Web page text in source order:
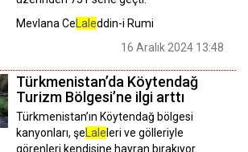
Mevlana Ce Laleddin-i Rumi
16 Aralık 2024 13:48
Türkmenistan’da Köytendağ
Turizm Bölgesi’ne ilgi arttı
Türkmenistan’ın Köytendağ bölgesi
kanyonları, şe Lale leri ve gölleriyle
görenleri kendisine hayran bırakıyor.